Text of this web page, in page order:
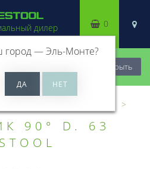
купить! Закрыть
дилер
город —Эль-Монте?
0
90° D. 63